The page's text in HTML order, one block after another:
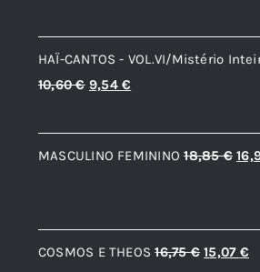
original
era:
5,30 €.
atual
é:
4,77 €.
HAÏ-CANTOS - VOL.VI/Mistério
10,60€ O
original
era:
9,54 €
atual
é:
MASCULINO FEMININO 18,85€ O
era:
COSMOS E THEOS 16,75€ O
15,07 €O